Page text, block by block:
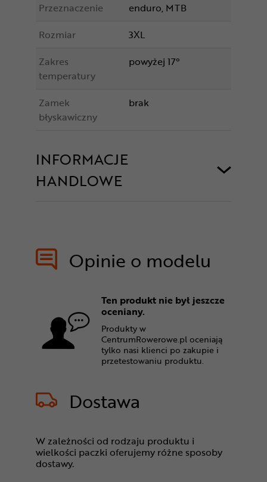
Przeznaczenie
enduro, MTB
Rozmiar
3XL
Zakres
temperatury
powyżej 17°
Zamek
błyskawiczny
brak
INFORMACJE
HANDLOWE
Opinie o modelu
Ten produkt nie był jeszcze
oceniany.
Produkty w
CentrumRowerowe.pl oceniają
tylko nasi klienci po zakupie i
przetestowaniu produktu.
Dostawa
W zależności od rodzaju produktu i
wielkości paczki oferujemy różne sposoby
dostawy.